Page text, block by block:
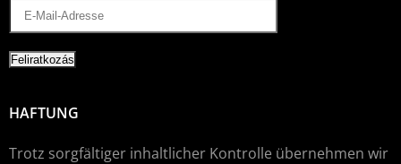
HAFTUNG
Trotz sorgfältiger inhaltlicher Kontrolle übernehmen wir